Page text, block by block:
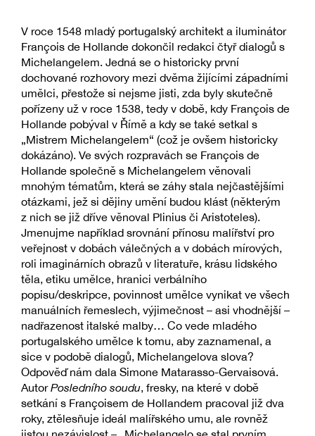
V roce 1548 mladý portugalský architekt a iluminátor
François de Hollande dokončil redakci čtyř dialogů s
Michelangelem. Jedná se o historicky první
dochované rozhovory mezi dvěma žijícími západními
umělci, přestože si nejsme jisti, zda byly skutečně
pořízeny už v roce 1538, tedy v době, kdy François de
Hollande pobýval v Římě a kdy se také setkal s
„Mistrem Michelangelem“ (což je ovšem historicky
dokázáno). Ve svých rozpravách se François de
Hollande společně s Michelangelem věnovali
mnohým tématům, která se záhy stala nejčastějšími
otázkami, jež si dějiny umění budou klást (některým
z nich se již dříve věnoval Plinius či Aristoteles).
Jmenujme například srovnání přínosu malířství pro
veřejnost v dobách válečných a v dobách mírových,
roli imaginárních obrazů v literatuře, krásu lidského
těla, etiku umělce, hranici verbálního
popisu/deskripce, povinnost umělce vynikat ve všech
manuálních řemeslech, výjimečnost – asi vhodnější –
nadřazenost italské malby… Co vede mladého
portugalského umělce k tomu, aby zaznamenal, a
sice v podobě dialogů, Michelangelova slova?
Odpověď nám dala Simone Matarasso-Gervaisová.
AutorPosledního soudu, fresky, na které v době
setkání s Françoisem de Hollandem pracoval již dva
roky, ztělesňuje ideál malířského umu, ale rovněž